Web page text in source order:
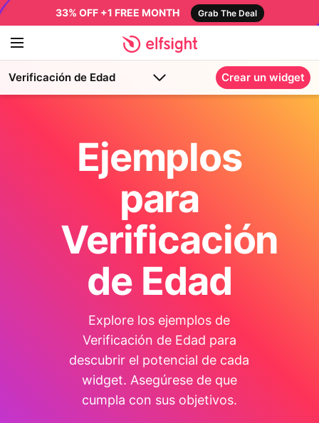
33% OFF +1 FREE MONTH Grab The Deal
Verificación de Edad Crear un widget
Ejemplos
para
Verificación
de Edad
Explore los ejemplos de
Verificación de Edad para
descubrir el potencial de cada
widget. Asegúrese de que
cumpla con sus objetivos.